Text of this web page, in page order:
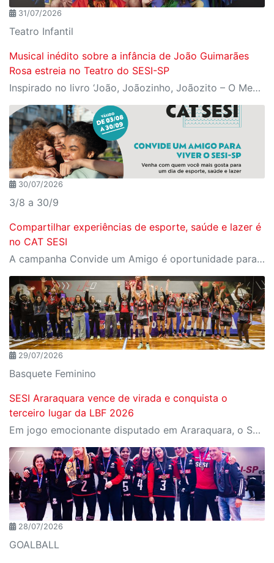
31/07/2026
Teatro Infantil
Musical inédito sobre a infância de João Guimarães
Rosa estreia no Teatro do SESI-SP
Inspirado no livro ‘João, Joãozinho, Joãozito – O Menino Encantado’, de Claudio Fragata, com direção e dramaturgia de Márcio Araújo, espetáculo acompanha os primeiros anos de vida do escritor mineiro e transforma sua infância em uma celebração da imaginação, da leitura e da cultura popular brasileira
30/07/2026
3/8 a 30/9
Compartilhar experiências de esporte, saúde e lazer é
no CAT SESI
A campanha Convide um Amigo é oportunidade para reunir amigos para aproveitar juntos toda estrutura da unidade SESI-SP mais próxima. Os benefícios para clientes e convidados estão no regulamento
29/07/2026
Basquete Feminino
SESI Araraquara vence de virada e conquista o
terceiro lugar da LBF 2026
Em jogo emocionante disputado em Araraquara, o SESI Araraquara Basquete superou um déficit de quase 20 pontos, contou com o apoio massivo da torcida e derrotou o Cerrado BRB por 77 a 71, conquistando o terceiro lugar da LBF Loterias Caixa 2026
28/07/2026
GOALBALL